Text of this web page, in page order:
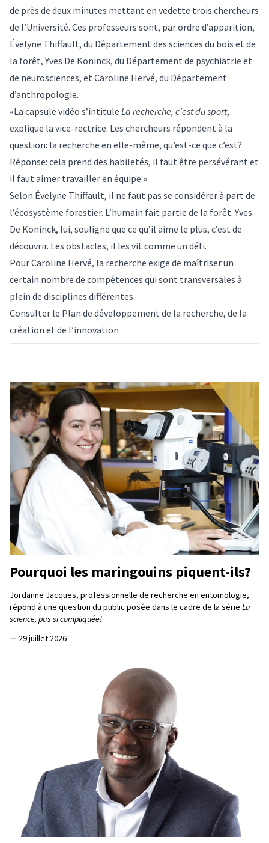
de près de deux minutes mettant en vedette trois chercheurs
de l’Université. Ces professeurs sont, par ordre d’apparition,
Évelyne Thiffault, du Département des sciences du bois et de
la forêt, Yves De Koninck, du Département de psychiatrie et
de neurosciences, et Caroline Hervé, du Département
d’anthropologie.
«La capsule vidéo s’intitule La recherche, c’est du sport,
explique la vice-rectrice. Les chercheurs répondent à la
question: la recherche en elle-même, qu’est-ce que c’est?
Réponse: cela prend des habiletés, il faut être persévérant et
il faut aimer travailler en équipe.»
Selon Évelyne Thiffault, il ne faut pas se considérer à part de
l’écosystème forestier. L’humain fait partie de la forêt. Yves
De Koninck, lui, souligne que ce qu’il aime le plus, c’est de
découvrir. Les obstacles, il les vit comme un défi.
Pour Caroline Hervé, la recherche exige de maîtriser un
certain nombre de compétences qui sont transversales à
plein de disciplines différentes.
Consulter le Plan de développement de la recherche, de la
création et de l’innovation
Pourquoi les maringouins piquent-ils?
Jordanne Jacques, professionnelle de recherche en entomologie,
répond à une question du public posée dans le cadre de la série La
science, pas si compliquée!
— 29 juillet 2026